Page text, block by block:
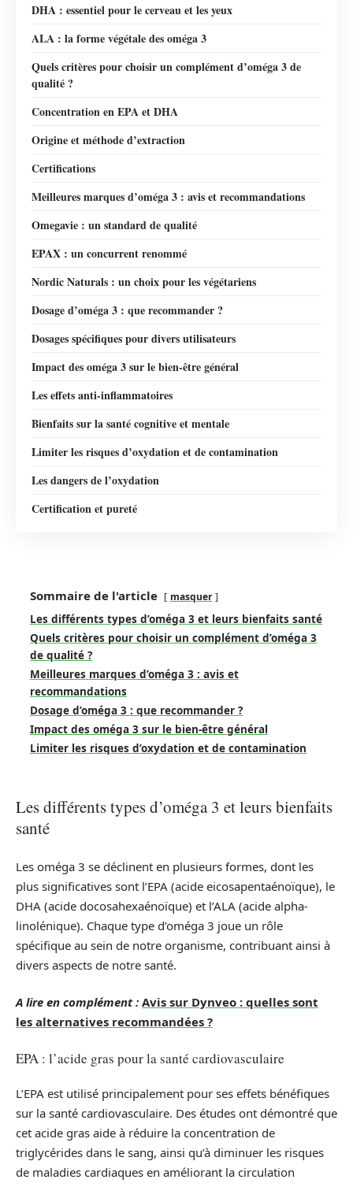
DHA : essentiel pour le cerveau et les yeux
ALA : la forme végétale des oméga 3
Quels critères pour choisir un complément d’oméga 3 de
qualité ?
Concentration en EPA et DHA
Origine et méthode d’extraction
Certifications
Meilleures marques d’oméga 3 : avis et recommandations
Omegavie : un standard de qualité
EPAX : un concurrent renommé
Nordic Naturals : un choix pour les végétariens
Dosage d’oméga 3 : que recommander ?
Dosages spécifiques pour divers utilisateurs
Impact des oméga 3 sur le bien-être général
Les effets anti-inflammatoires
Bienfaits sur la santé cognitive et mentale
Limiter les risques d’oxydation et de contamination
Les dangers de l’oxydation
Certification et pureté
Sommaire de l'article masquer
Les différents types d’oméga 3 et leurs bienfaits santé
Quels critères pour choisir un complément d’oméga 3
de qualité ?
Meilleures marques d’oméga 3 : avis et
recommandations
Dosage d’oméga 3 : que recommander ?
Impact des oméga 3 sur le bien-être général
Limiter les risques d’oxydation et de contamination
Les différents types d’oméga 3 et leurs bienfaits
santé
Les oméga 3 se déclinent en plusieurs formes, dont les
plus significatives sont l’EPA (acide eicosapentaénoïque), le
DHA (acide docosahexaénoïque) et l’ALA (acide alpha-
linolénique). Chaque type d’oméga 3 joue un rôle
spécifique au sein de notre organisme, contribuant ainsi à
divers aspects de notre santé.
A lire en complément : Avis sur Dynveo : quelles sont
les alternatives recommandées ?
EPA : l’acide gras pour la santé cardiovasculaire
L’EPA est utilisé principalement pour ses effets bénéfiques
sur la santé cardiovasculaire. Des études ont démontré que
cet acide gras aide à réduire la concentration de
triglycérides dans le sang, ainsi qu’à diminuer les risques
de maladies cardiaques en améliorant la circulation